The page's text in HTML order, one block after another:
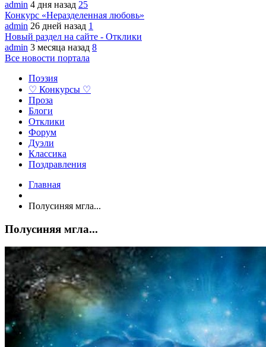
admin 4 дня назад 25
Конкурс «Неразделенная любовь»
admin 26 дней назад 1
Новый раздел на сайте - Отклики
admin 3 месяца назад 8
Все новости портала
Поэзия
♡ Конкурсы ♡
Проза
Блоги
Отклики
Форум
Дуэли
Классика
Поздравления
Главная
Полусиняя мгла...
Полусиняя мгла...